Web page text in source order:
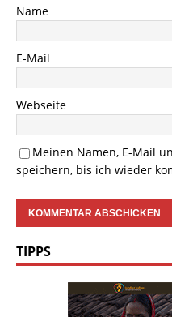
Name
E-Mail
Webseite
Meinen Namen, E-Mail
speichern, bis ich wieder
TIPPS